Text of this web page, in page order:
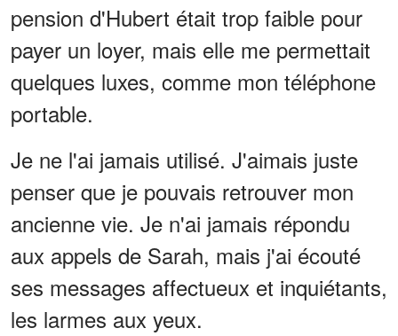
pension d'Hubert était trop faible pour
payer un loyer, mais elle me permettait
quelques luxes, comme mon téléphone
portable.
Je ne l'ai jamais utilisé. J'aimais juste
penser que je pouvais retrouver mon
ancienne vie. Je n'ai jamais répondu
aux appels de Sarah, mais j'ai écouté
ses messages affectueux et inquiétants,
les larmes aux yeux.